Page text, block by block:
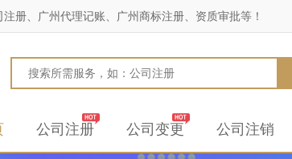
册、广州代理记账、广州商标注册、资质审批等！
公司注册 公司变更 公司注销